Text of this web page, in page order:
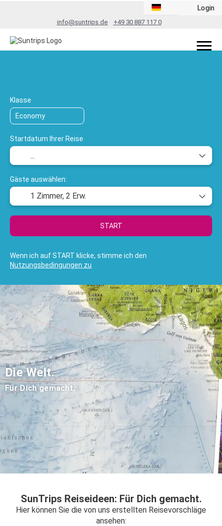
info@suntrips.de +49 30 887 117 0
Login
Die Welt.
Für Dich gemacht.
Klasse
Startdatum Ihrer Reise
Gäste auswählen:
1 Zimmer, 2 Erw.
START
Wenn ich auf START klicke, stimme ich den
Nutzungsbedingungen zu
SunTrips Reiseideen: Für Dich gemacht.
Hier können Sie die von uns erstellten Reisevorschläge
ansehen: